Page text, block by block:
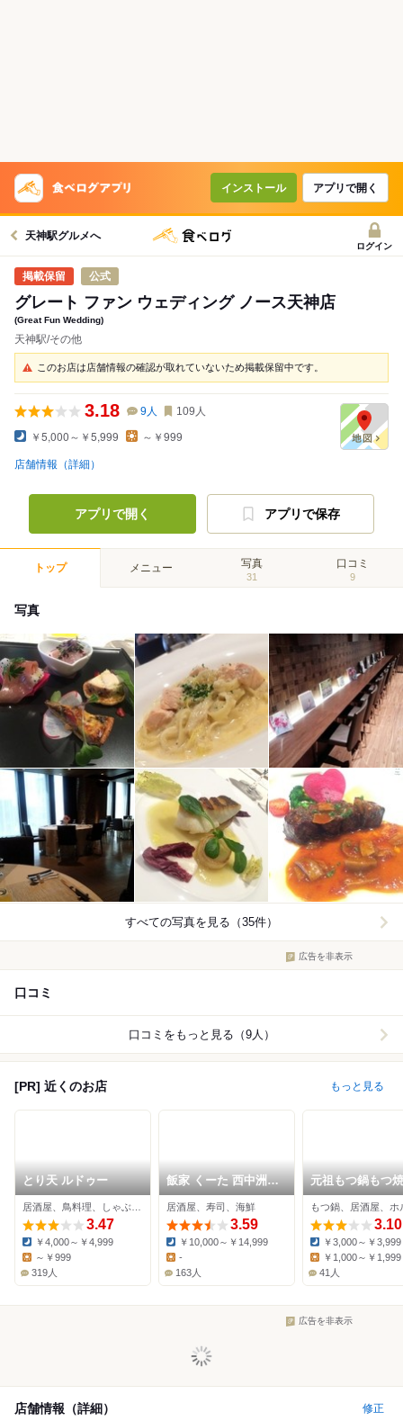
インストール アプリで開く
天神駅グルメへ
ログイン
公式
グレート ファン ウェディング ノース天神店
(Great Fun Wedding)
天神駅/その他
このお店は店舗情報の確認が取れていないため掲載保留中です。
3.18 9人 109 人
￥5,000～￥5,999 ～￥999
店舗情報（詳細）
アプリで開く アプリで保存
トップ メニュー 写真
31
口コミ
9
写真
すべての写真を見る（35件）
広告を非表示
口コミ
口コミをもっと見る（9人）
[PR] 近くのお店 もっと見る
とり天 ルドゥー
3.47
Dinner:
￥4,000～￥4,999
～￥999
319人
飯家 くーた 西中洲本
店
居酒屋、寿司、海鮮
3.59
Dinner:
￥10,000～￥14,999
-
163人
元祖もつ鍋もつ
地 薬院渡辺通り
もつ鍋、居酒屋、ホ
3.10
Dinner:
￥3,000～￥3,999
Lunch:
￥1,000～￥1,999
41人
広告を非表示
店舗情報（詳細） 修正